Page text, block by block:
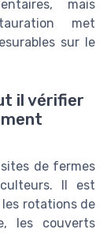
mais
met
sur le
il vérifier
de fermes
Il est
rotations de
les couverts